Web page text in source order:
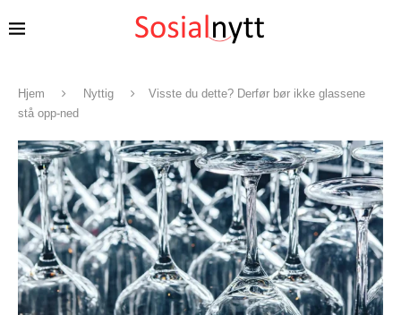
Hjem Nyttig
Visste du dette? Derfør bør ikke glassene
stå opp-ned